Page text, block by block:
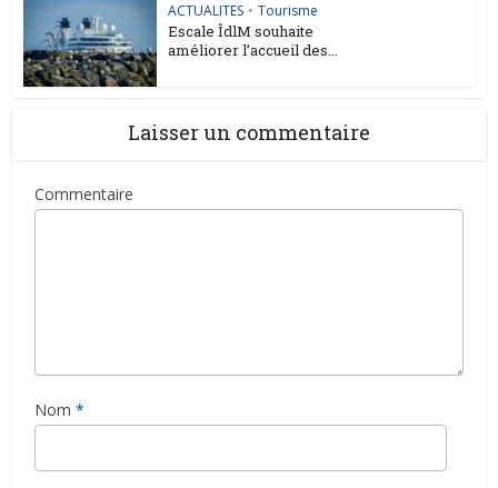
ACTUALITES • Tourisme
Escale ÎdlM souhaite
améliorer l’accueil des...
Laisser un commentaire
Commentaire
Nom *